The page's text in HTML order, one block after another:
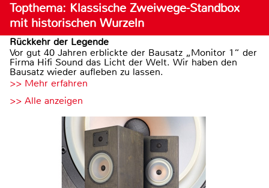
Topthema: Klassische Zweiwege-Standbox
mit historischen Wurzeln
Rückkehr der Legende
Vor gut 40 Jahren erblickte der Bausatz „Monitor 1“ der
Firma Hifi Sound das Licht der Welt. Wir haben den
Bausatz wieder aufleben zu lassen.
>> Mehr erfahren
>> Alle anzeigen